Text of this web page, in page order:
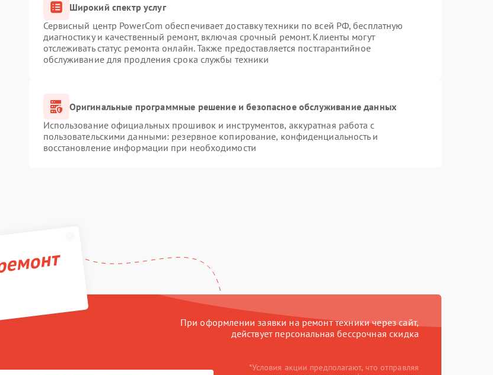
Широкий спектр услуг
Сервисный центр PowerCom обеспечивает доставку техники по всей РФ, бесплатную
диагностику и качественный ремонт, включая срочный ремонт. Клиенты могут
отслеживать статус ремонта онлайн. Также предоставляется постгарантийное
обслуживание для продления срока службы техники
Оригинальные программные решение и безопасное обслуживание данных
Использование официальных прошивок и инструментов, аккуратная работа с
пользовательскими данными: резервное копирование, конфиденциальность и
восстановление информации при необходимости
При оформлении заявки на ремонт техники через сайт,
действует персональная бессрочная скидка
*Условия акции предполагают, что отправляя